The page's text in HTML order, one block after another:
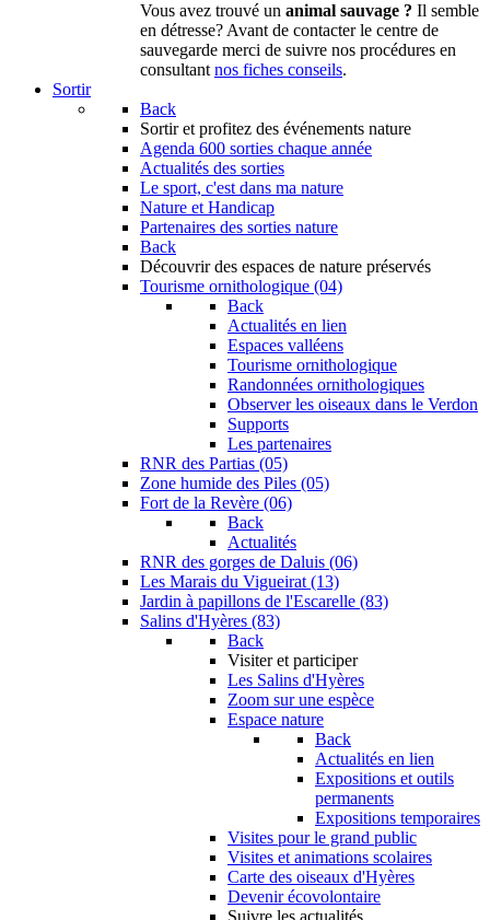
Vous avez trouvé un animal sauvage ? Il semble
en détresse? Avant de contacter le centre de
sauvegarde merci de suivre nos procédures en
consultant nos fiches conseils.
Sortir
Back
Sortir et profitez des événements nature
Agenda 600 sorties chaque année
Actualités des sorties
Le sport, c'est dans ma nature
Nature et Handicap
Partenaires des sorties nature
Back
Découvrir des espaces de nature préservés
Tourisme ornithologique (04)
Back
Actualités en lien
Espaces valléens
Tourisme ornithologique
Randonnées ornithologiques
Observer les oiseaux dans le Verdon
Supports
Les partenaires
RNR des Partias (05)
Zone humide des Piles (05)
Fort de la Revère (06)
Back
Actualités
RNR des gorges de Daluis (06)
Les Marais du Vigueirat (13)
Jardin à papillons de l'Escarelle (83)
Salins d'Hyères (83)
Back
Visiter et participer
Les Salins d'Hyères
Zoom sur une espèce
Espace nature
Back
Actualités en lien
Expositions et outils
permanents
Expositions temporaires
Visites pour le grand public
Visites et animations scolaires
Carte des oiseaux d'Hyères
Devenir écovolontaire
Suivre les actualités